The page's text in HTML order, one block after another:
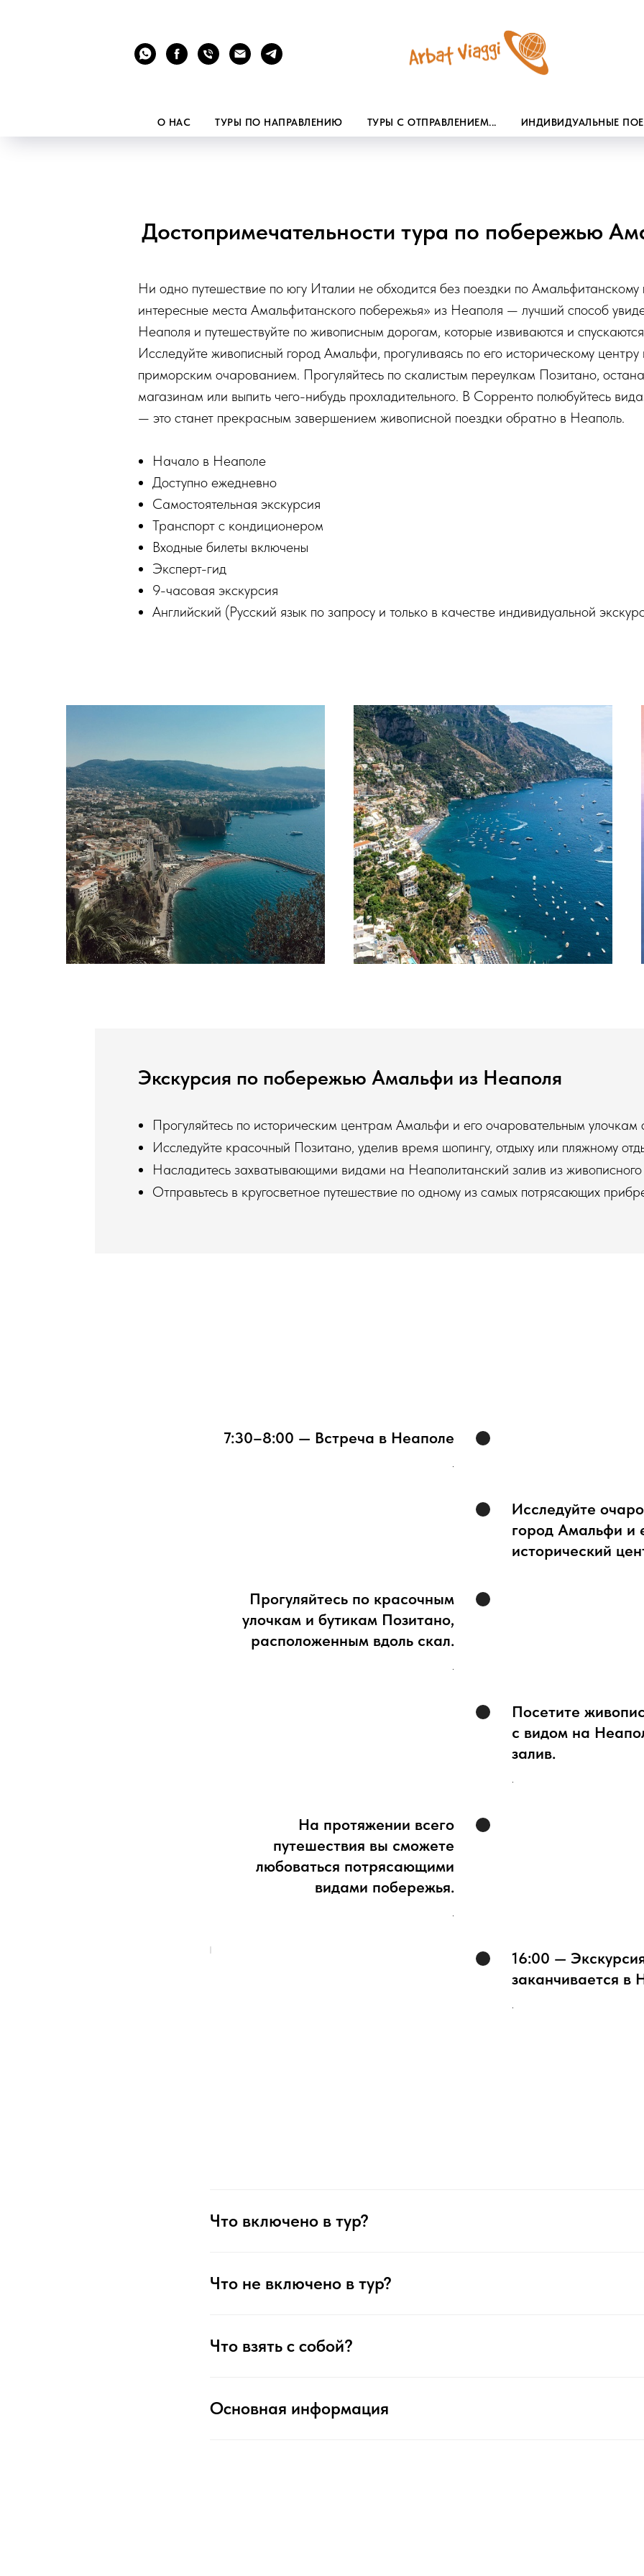
О НАС ТУРЫ ПО НАПРАВЛЕНИЮ ТУРЫ С ОТПРАВЛЕНИЕМ... ИНДИВИДУАЛЬНЫЕ
Достопримечательности тура по побережью
Ни одно путешествие по югу Италии не обходится без поездки по
интересные места Амальфитанского побережья» из Неаполя — лучший способ
Неаполя и путешествуйте по живописным дорогам, которые извиваются и
Исследуйте живописный город Амальфи, прогуливаясь по его историческому
приморским очарованием. Прогуляйтесь по скалистым переулкам Позитано,
магазинам или выпить чего-нибудь прохладительного. В Сорренто полюбуйтесь
— это станет прекрасным завершением живописной поездки обратно в Неаполь.
Начало в Неаполе
Доступно ежедневно
Самостоятельная экскурсия
Транспорт с кондиционером
Входные билеты включены
Эксперт-гид
9-часовая экскурсия
Английский (Русский язык по запросу и только в качестве индивидуальной
Экскурсия по побережью Амальфи из Неаполя
Прогуляйтесь по историческим центрам Амальфи и его очаровательным улочкам
Исследуйте красочный Позитано, уделив время шопингу, отдыху или пляжному
Насладитесь захватывающими видами на Неаполитанский залив из
Отправьтесь в кругосветное путешествие по одному из самых потрясающих
7:30–8:00 — Встреча в Неаполе
.
Исследуйте
город Амальфи и
исторический
Прогуляйтесь по красочным
улочкам и бутикам Позитано,
расположенным вдоль скал.
.
Посетите
с видом на
залив.
.
На протяжении всего
путешествия вы сможете
любоваться потрясающими
видами побережья.
.
16:00 —
заканчивается в
.
Что включено в тур?
Что не включено в тур?
Что взять с собой?
Основная информация